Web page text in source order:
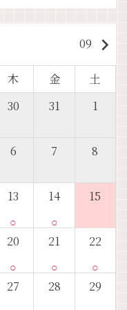
09 keyboard_arrow_right
木 金
土
30 31 1
6 7 8
13
○
14
○
15
20
○
21
○
22
○
27 28 29